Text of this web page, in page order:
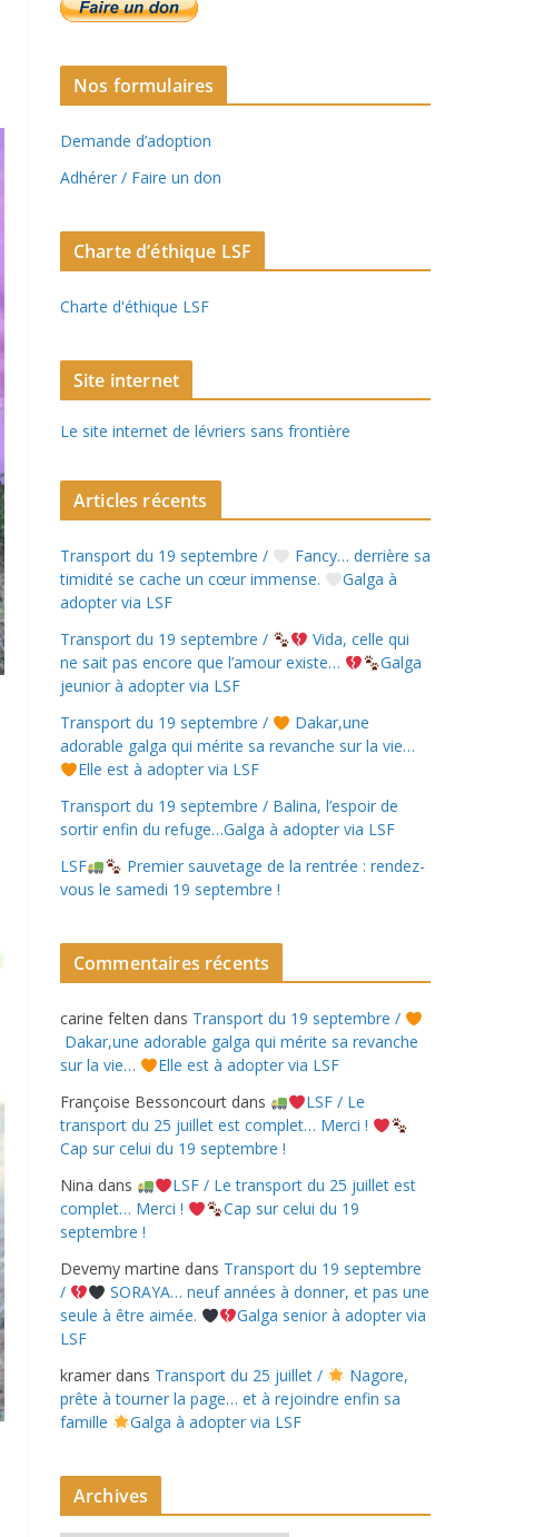
Nos formulaires
Demande d’adoption
Adhérer / Faire un don
Charte d’éthique LSF
Charte d'éthique LSF
Site internet
Le site internet de lévriers sans frontière
Articles récents
Transport du 19 septembre /
Fancy… derrière sa
timidité se cache un cœur immense.
Galga à
adopter via LSF
Transport du 19 septembre /
Vida, celle qui
ne sait pas encore que l’amour existe…
Galga
jeunior à adopter via LSF
Transport du 19 septembre /
Dakar,une
adorable galga qui mérite sa revanche sur la vie…
Elle est à adopter via LSF
Transport du 19 septembre / Balina, l’espoir de
sortir enfin du refuge…Galga à adopter via LSF
LSF
Premier sauvetage de la rentrée : rendez-
vous le samedi 19 septembre !
Commentaires récents
carine felten dans Transport du 19 septembre /
Dakar,une adorable galga qui mérite sa revanche
sur la vie…
Elle est à adopter via LSF
Françoise Bessoncourt dans
LSF / Le
transport du 25 juillet est complet… Merci !
Cap sur celui du 19 septembre !
Nina dans
LSF / Le transport du 25 juillet est
complet… Merci !
Cap sur celui du 19
septembre !
Devemy martine dans Transport du 19 septembre
/
SORAYA… neuf années à donner, et pas une
seule à être aimée.
Galga senior à adopter via
LSF
kramer dans Transport du 25 juillet /
Nagore,
prête à tourner la page… et à rejoindre enfin sa
famille
Galga à adopter via LSF
Archives